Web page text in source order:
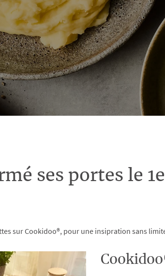
ses portes le
sur Cookidoo®, pour une insipration sans